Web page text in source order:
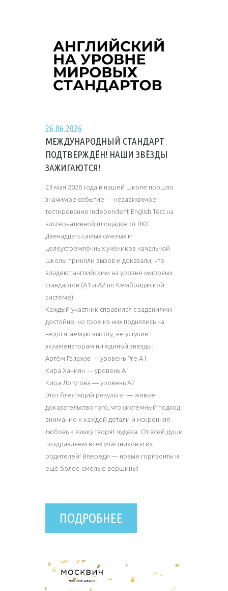
26.06.2026
МЕЖДУНАРОДНЫЙ СТАНДАРТ
ПОДТВЕРЖДЁН! НАШИ ЗВЁЗДЫ
ЗАЖИГАЮТСЯ!
23 мая 2026 года в нашей школе прошло
значимое событие — независимое
тестирование Independent English Test на
альтернативной площадке от ВКС.
Двенадцать самых смелых и
целеустремлённых учеников начальной
школы приняли вызов и доказали, что
владеют английским на уровне мировых
стандартов (А1 и А2 по Кембриджской
системе).
Каждый участник справился с заданиями
достойно, но трое из них поднялись на
недосягаемую высоту, не уступив
экзаменаторам ни единой звезды:
Артём Галахов — уровень Pre А1
Кира Хачиян — уровень А1
Кира Логутова — уровень А2
Этот блестящий результат — живое
доказательство того, что системный подход,
внимание к каждой детали и искренняя
любовь к языку творят чудеса. От всей души
поздравляем всех участников и их
родителей! Впереди — новые горизонты и
ещё более смелые вершины!
ПОДРОБНЕЕ